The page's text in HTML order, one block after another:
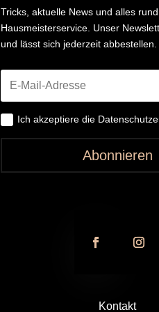
Tricks, aktuelle News und alles
Hausmeisterservice. Unser
und lässt sich jederzeit abbestellen.
Ich akzeptiere die
Abonnieren
Kontakt